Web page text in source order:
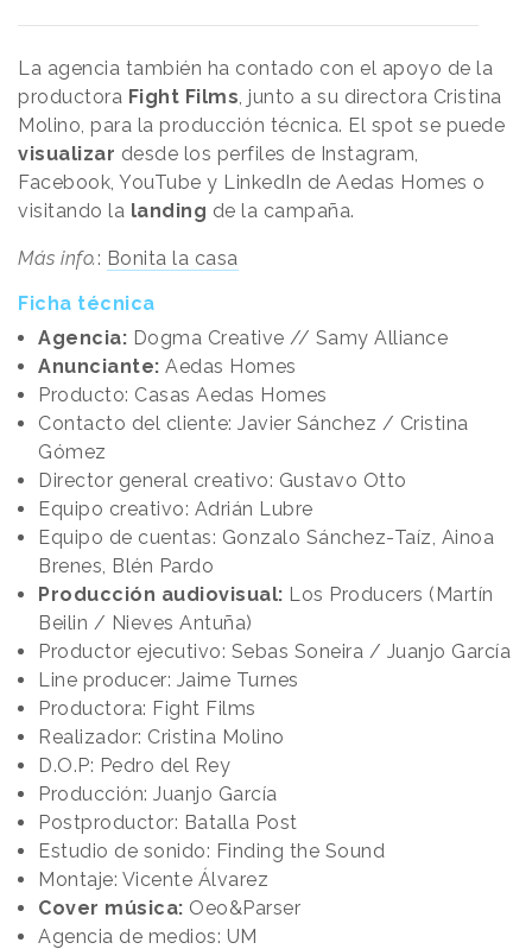
La agencia también ha contado con el apoyo de la
productora Fight Films, junto a su directora Cristina
Molino, para la producción técnica. El spot se puede
visualizar desde los perfiles de Instagram,
Facebook, YouTube y LinkedIn de Aedas Homes o
visitando la landing de la campaña.
Más info.: Bonita la casa
Ficha técnica
Agencia: Dogma Creative // Samy Alliance
Anunciante: Aedas Homes
Producto: Casas Aedas Homes
Contacto del cliente: Javier Sánchez / Cristina
Gómez
Director general creativo: Gustavo Otto
Equipo creativo: Adrián Lubre
Equipo de cuentas: Gonzalo Sánchez-Taíz, Ainoa
Brenes, Blén Pardo
Producción audiovisual: Los Producers (Martín
Beilin / Nieves Antuña)
Productor ejecutivo: Sebas Soneira / Juanjo García
Line producer: Jaime Turnes
Productora: Fight Films
Realizador: Cristina Molino
D.O.P: Pedro del Rey
Producción: Juanjo García
Postproductor: Batalla Post
Estudio de sonido: Finding the Sound
Montaje: Vicente Álvarez
Cover música: Oeo&Parser
Agencia de medios: UM